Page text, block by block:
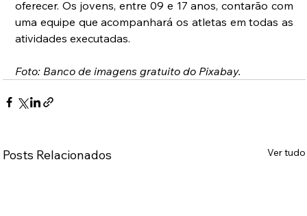
oferecer. Os jovens, entre 09 e 17 anos, contarão com
uma equipe que acompanhará os atletas em todas as
atividades executadas.
Foto: Banco de imagens gratuito do Pixabay.
Posts Relacionados Ver tudo